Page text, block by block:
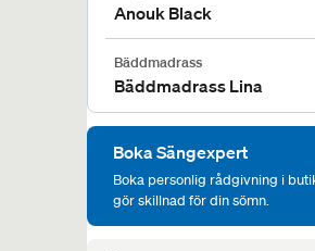
Anouk Black
Bäddmadrass
Bäddmadrass Lina
Boka Sängexpert
Boka personlig rådgivning i
gör skillnad för din sömn.